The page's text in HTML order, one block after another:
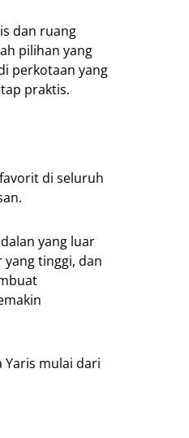
dan ruang
pilihan yang
perkotaan yang
praktis.
di seluruh
yang luar
yang tinggi, dan
Yaris mulai dari